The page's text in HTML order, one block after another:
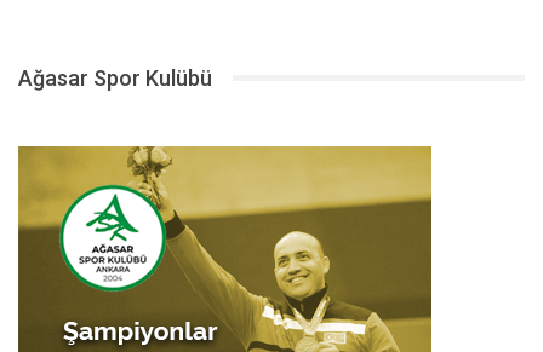
Ağasar Spor Kulübü